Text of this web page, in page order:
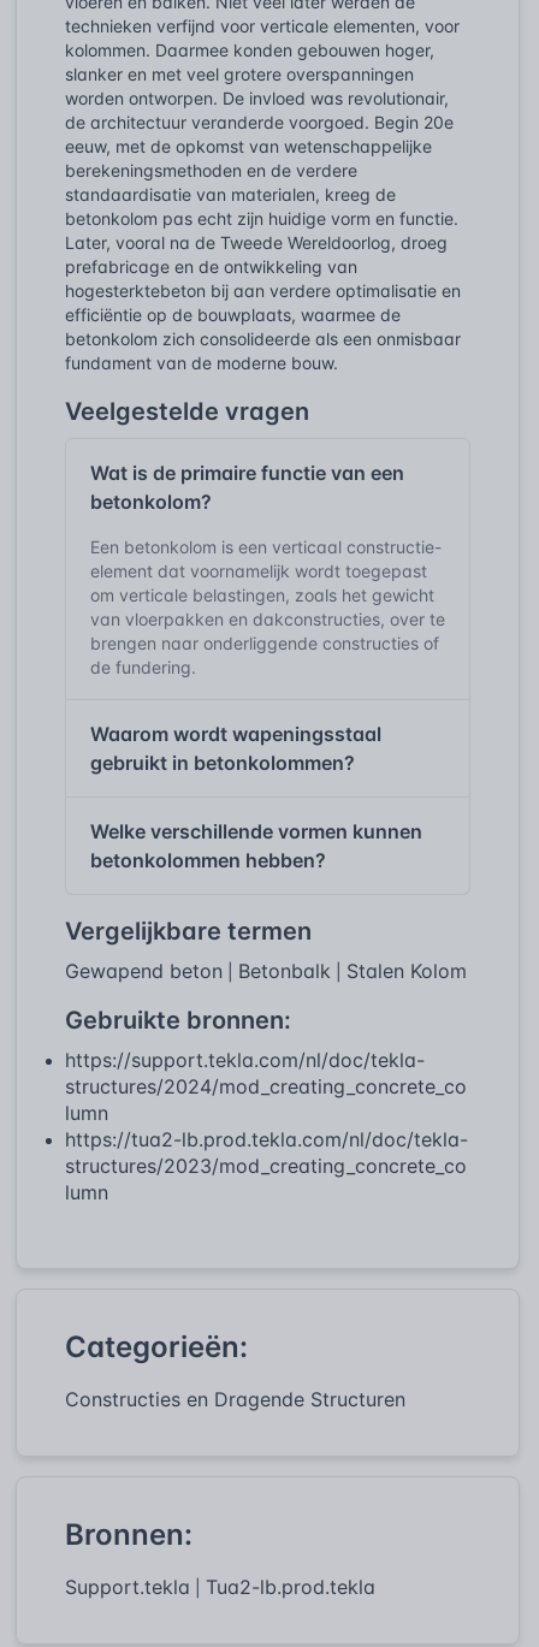
technieken verfijnd voor verticale elementen, voor
kolommen. Daarmee konden gebouwen hoger,
slanker en met veel grotere overspanningen
worden ontworpen. De invloed was revolutionair,
de architectuur veranderde voorgoed. Begin 20e
eeuw, met de opkomst van wetenschappelijke
berekeningsmethoden en de verdere
standaardisatie van materialen, kreeg de
betonkolom pas echt zijn huidige vorm en functie.
Later, vooral na de Tweede Wereldoorlog, droeg
prefabricage en de ontwikkeling van
hogesterktebeton bij aan verdere optimalisatie en
efficiëntie op de bouwplaats, waarmee de
betonkolom zich consolideerde als een onmisbaar
fundament van de moderne bouw.
Veelgestelde vragen
Wat is de primaire functie van een
betonkolom?
Een betonkolom is een verticaal constructie-
element dat voornamelijk wordt toegepast
om verticale belastingen, zoals het gewicht
van vloerpakken en dakconstructies, over te
brengen naar onderliggende constructies of
de fundering.
Waarom wordt wapeningsstaal
gebruikt in betonkolommen?
Welke verschillende vormen kunnen
betonkolommen hebben?
Vergelijkbare termen
Gewapend beton Betonbalk Stalen Kolom
Gebruikte bronnen:
https://support.tekla.com/nl/doc/tekla-
structures/2024/mod_creating_concrete_co
lumn
https://tua2-lb.prod.tekla.com/nl/doc/tekla-
structures/2023/mod_creating_concrete_co
lumn
Categorieën:
Constructies en Dragende Structuren
Bronnen:
Support.tekla Tua2-lb.prod.tekla